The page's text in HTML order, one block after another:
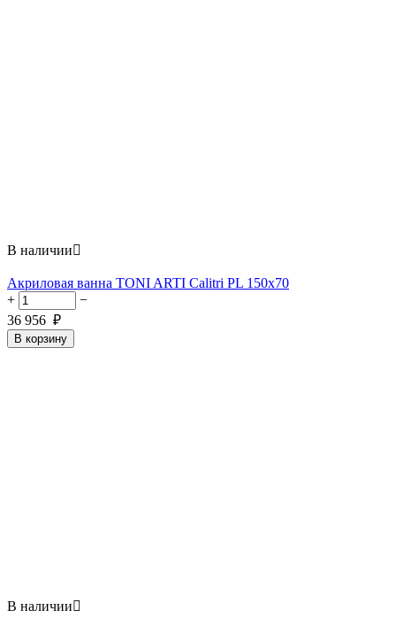
В наличии
Акриловая ванна TONI ARTI Calitri PL 150x70
+
−
36 956 ₽
В корзину
В наличии